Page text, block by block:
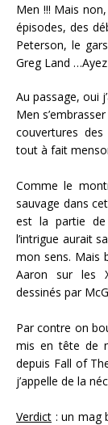
Men !!! Mais
épisodes, des
Peterson, le
Greg Land
Au passage, oui
Men
couvertures
tout à fait
Comme le
sauvage dans
est la partie
l’intrigue aurait
mon sens. Mais
Aaron sur les
dessinés par
Par contre on
mis en tête de
depuis Fall of
j’appelle de la
Verdict : un mag